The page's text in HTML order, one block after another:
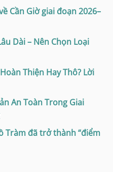
Cần Giờ giai đoạn 2026–
Dài – Nên Chọn Loại
Thiện Hay Thô? Lời
An Toàn Trong Giai
Tràm đã trở thành “điểm